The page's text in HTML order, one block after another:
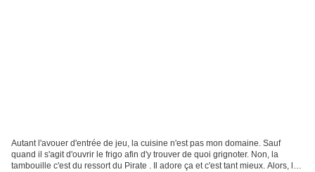
Autant l'avouer d'entrée de jeu, la cuisine n'est pas mon domaine. Sauf
quand il s'agit d'ouvrir le frigo afin d'y trouver de quoi grignoter. Non, la
tambouille c'est du ressort du Pirate . Il adore ça et c'est tant mieux. Alors, la